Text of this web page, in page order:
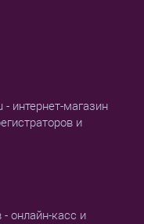
интернет-магазин
и
онлайн-касс и